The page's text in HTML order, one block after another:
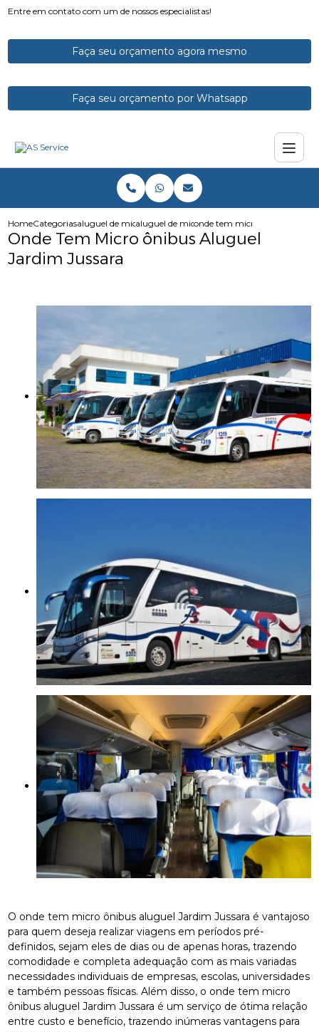
Entre em contato com um de nossos especialistas!
Faça seu orçamento agora mesmo
Faça seu orçamento por Whatsapp
HomeCategoriasaluguel de micro onibusaluguel de micro onibus para excursao
onde tem micro onibus
Onde Tem Micro ônibus Aluguel
Jardim Jussara
O onde tem micro ônibus aluguel Jardim Jussara é vantajoso
para quem deseja realizar viagens em períodos pré-
definidos, sejam eles de dias ou de apenas horas, trazendo
comodidade e completa adequação com as mais variadas
necessidades individuais de empresas, escolas, universidades
e também pessoas físicas. Além disso, o onde tem micro
ônibus aluguel Jardim Jussara é um serviço de ótima relação
entre custo e benefício, trazendo inúmeras vantagens para